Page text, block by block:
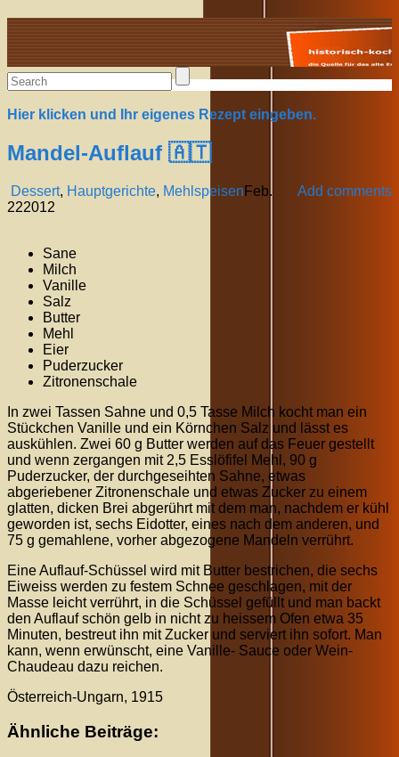
Alte Rezepte online
Hier klicken und Ihr eigenes Rezept eingeben.
Mandel-Auflauf 🇦🇹
Dessert, Hauptgerichte, Mehlspeisen Add comments
Feb.
222012
Sane
Milch
Vanille
Salz
Butter
Mehl
Eier
Puderzucker
Zitronenschale
In zwei Tassen Sahne und 0,5 Tasse Milch kocht man ein
Stückchen Vanille und ein Körnchen Salz und lässt es
auskühlen. Zwei 60 g Butter werden auf das Feuer gestellt
und wenn zergangen mit 2,5 Esslöfifel Mehl, 90 g
Puderzucker, der durchgeseihten Sahne, etwas
abgeriebener Zitronenschale und etwas Zucker zu einem
glatten, dicken Brei abgerührt mit dem man, nachdem er kühl
geworden ist, sechs Eidotter, eines nach dem anderen, und
75 g gemahlene, vorher abgezogene Mandeln verrührt.
Eine Auflauf-Schüssel wird mit Butter bestrichen, die sechs
Eiweiss werden zu festem Schnee geschlagen, mit der
Masse leicht verrührt, in die Schüssel gefüllt und man backt
den Auflauf schön gelb in nicht zu heissem Ofen etwa 35
Minuten, bestreut ihn mit Zucker und serviert ihn sofort. Man
kann, wenn erwünscht, eine Vanille- Sauce oder Wein-
Chaudeau dazu reichen.
Österreich-Ungarn, 1915
Ähnliche Beiträge: